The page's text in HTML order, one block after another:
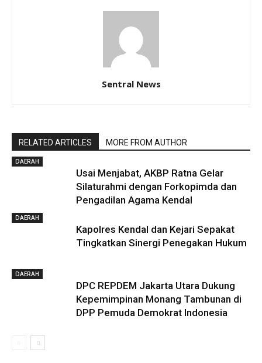
Sentral News
RELATED ARTICLES MORE FROM AUTHOR
DAERAH
Usai Menjabat, AKBP Ratna Gelar
Silaturahmi dengan Forkopimda dan
Pengadilan Agama Kendal
DAERAH
Kapolres Kendal dan Kejari Sepakat
Tingkatkan Sinergi Penegakan Hukum
DAERAH
DPC REPDEM Jakarta Utara Dukung
Kepemimpinan Monang Tambunan di
DPP Pemuda Demokrat Indonesia